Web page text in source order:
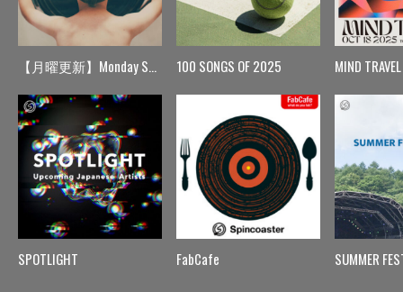
【月曜更新】Monday Spin
SPOTLIGHT
100 SONGS OF 2025
FabCafe
MIND TRAVEL
SUMMER